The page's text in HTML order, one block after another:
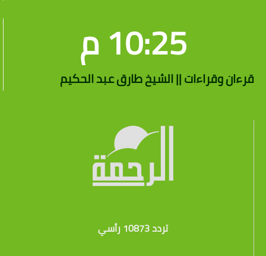
10:25 م
قرءان وقراءات || الشيخ طارق عبد الحكيم
تردد 10873 رأسي